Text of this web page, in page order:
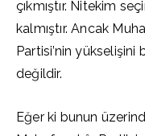
çıkmıştır. Nitekim
kalmıştır. Ancak
Partisi’nin
değildir.
Eğer ki bunun